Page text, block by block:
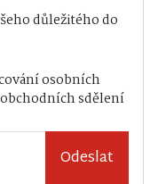
důležitého do
osobních
sdělení
Odeslat